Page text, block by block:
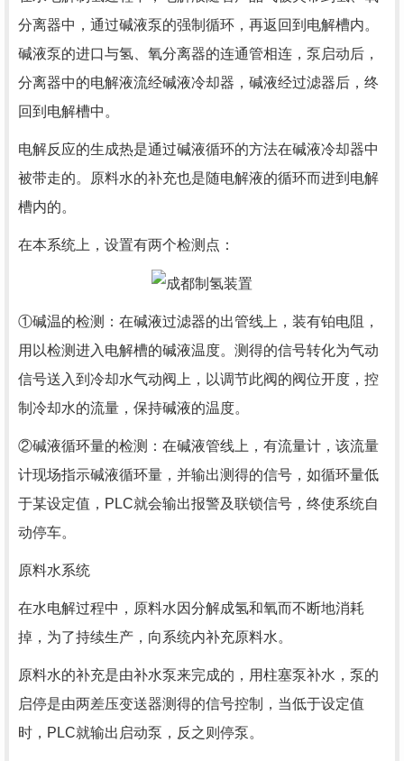
分离器中，通过碱液泵的强制循环，再返回到电解槽内。
碱液泵的进口与氢、氧分离器的连通管相连，泵启动后，
分离器中的电解液流经碱液冷却器，碱液经过滤器后，终
回到电解槽中。
电解反应的生成热是通过碱液循环的方法在碱液冷却器中
被带走的。原料水的补充也是随电解液的循环而进到电解
槽内的。
在本系统上，设置有两个检测点：
①碱温的检测：在碱液过滤器的出管线上，装有铂电阻，
用以检测进入电解槽的碱液温度。测得的信号转化为气动
信号送入到冷却水气动阀上，以调节此阀的阀位开度，控
制冷却水的流量，保持碱液的温度。
②碱液循环量的检测：在碱液管线上，有流量计，该流量
计现场指示碱液循环量，并输出测得的信号，如循环量低
于某设定值，PLC就会输出报警及联锁信号，终使系统自
动停车。
原料水系统
在水电解过程中，原料水因分解成氢和氧而不断地消耗
掉，为了持续生产，向系统内补充原料水。
原料水的补充是由补水泵来完成的，用柱塞泵补水，泵的
启停是由两差压变送器测得的信号控制，当低于设定值
时，PLC就输出启动泵，反之则停泵。